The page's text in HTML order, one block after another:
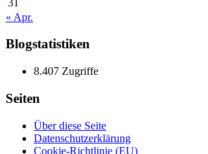
« Apr.
Blogstatistiken
8.407 Zugriffe
Seiten
Über diese Seite
Datenschutzerklärung
Cookie-Richtlinie (EU)